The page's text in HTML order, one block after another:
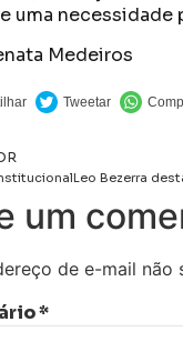
uma necessidade
Medeiros
um
de e-mail não
*